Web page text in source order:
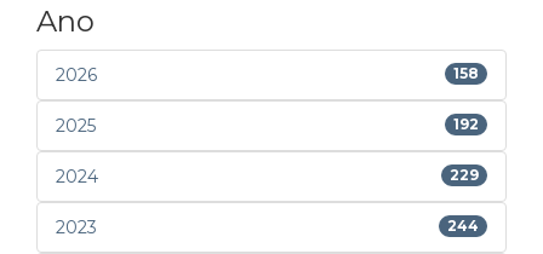
Ano
2026 158
2025 192
2024 229
2023 244